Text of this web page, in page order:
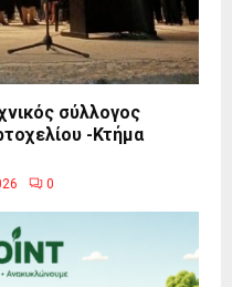
σύλλογος
-Κτήμα
0